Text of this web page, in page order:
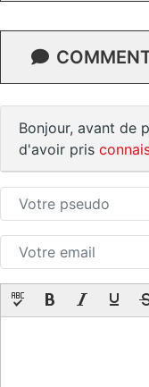
Bonjour, avant de
d'avoir pris